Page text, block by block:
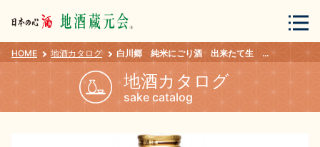
会員登録 ログイン
HOME 地酒カタログ 白川郷 純米にごり酒 出来たて生 ３００ｍｌ
地酒カタログ
sake catalog